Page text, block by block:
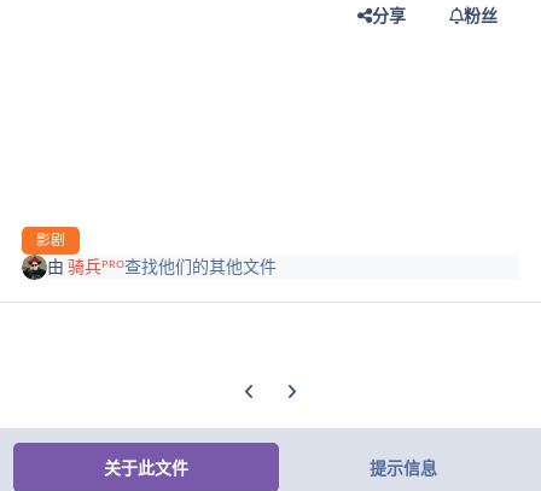
影剧
分享 粉丝
由骑兵ᴾᴿᴼ查找他们的其他文件
上一张轮播幻灯片
下一张轮播幻灯片
关于此文件 提示信息